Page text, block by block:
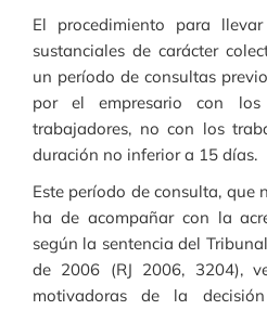
El procedimiento para
sustanciales de carácter
un período de consultas
por el empresario con los
trabajadores, no con los
duración no inferior a 15 días.
Este período de consulta, que
ha de acompañar con la
según la sentencia del
de 2006 (RJ 2006, 3204),
motivadoras de la